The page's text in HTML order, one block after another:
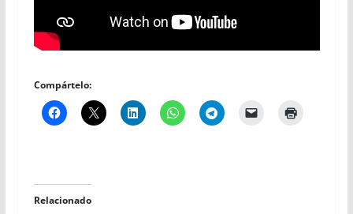
Compártelo:
Relacionado